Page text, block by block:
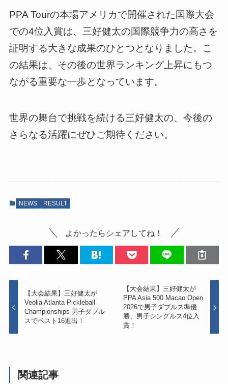
PPA Tourの本場アメリカで開催された国際大会
での4位入賞は、三好健太の国際競争力の高さを
証明する大きな成果のひとつとなりました。こ
の結果は、その後の世界ランキング上昇にもつ
ながる重要な一歩となっています。
世界の舞台で挑戦を続ける三好健太の、今後の
さらなる活躍にぜひご期待ください。
NEWS RESULT
よかったらシェアしてね！
【大会結果】三好健太が
Veolia Atlanta Pickleball
Championships 男子ダブル
スでベスト16進出！
【大会結果】三好健太が
PPA Asia 500 Macao Open
2026で男子ダブルス準優
勝、男子シングルス4位入
賞！
関連記事